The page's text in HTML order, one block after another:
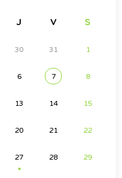
J V S
30 31 1
6 7 8
13 14 15
20 21 22
27
●
28 29